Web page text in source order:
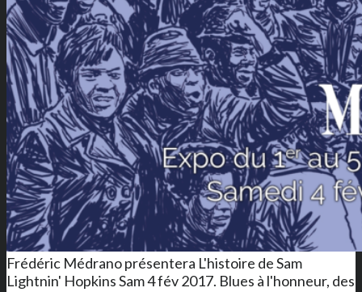
Frédéric Médrano présentera L'histoire de Sam
Lightnin' Hopkins Sam 4 fév 2017. Blues à l'honneur, des